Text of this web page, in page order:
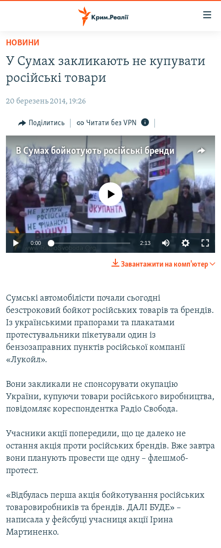
Перейти
основного
матеріалу
Перейти
до
навігації
Перейти
до
пошуку
ВОДА.КРИМ
ВІДЕО ТА ФОТО
ПОЛІТИКА
БЛОГИ
ІНТЕРВ'Ю
ВСЕ ЗА ДЕНЬ
СПЕЦПРОЕКТИ
ДЕПОРТАЦІЯ
ВІДЕОУРОКИ «ELIFBE»
СВІДЧЕННЯ ОКУПАЦІЇ
ЯК ОБІЙТИ БЛОКУВАННЯ
Русский
Qırımtatar
Усі сайти RFE/RL
НОВИНИ
У Сумах закликають не купувати
російські товари
20 березень 2014, 19:26
Поділитись Читати без VPN
В Сумах бойкотують російські бренди
No media source currently available
0:00 2:13
Завантажити на комп'ютер
Сумські автомобілісти почали сьогодні
безстроковий бойкот російських товарів та брендів.
Із українськими прапорами та плакатами
протестувальники пікетували один із
бензозаправних пунктів російської компанії
«Лукойл».
Вони закликали не спонсорувати окупацію
України, купуючи товари російського виробництва,
повідомляє кореспондентка Радіо Свобода.
Учасники акції попередили, що це далеко не
остання акція проти російських брендів. Вже завтра
вони планують провести ще одну – флешмоб-
протест.
«Відбулась перша акція бойкотування російських
товаровиробників та брендів. ДАЛІ БУДЕ» –
написала у фейсбуці учасниця акції Ірина
Мартиненко.